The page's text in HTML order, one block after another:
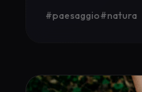
#paesaggio#natura